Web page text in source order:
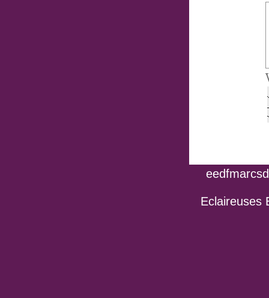
Eclaireuses